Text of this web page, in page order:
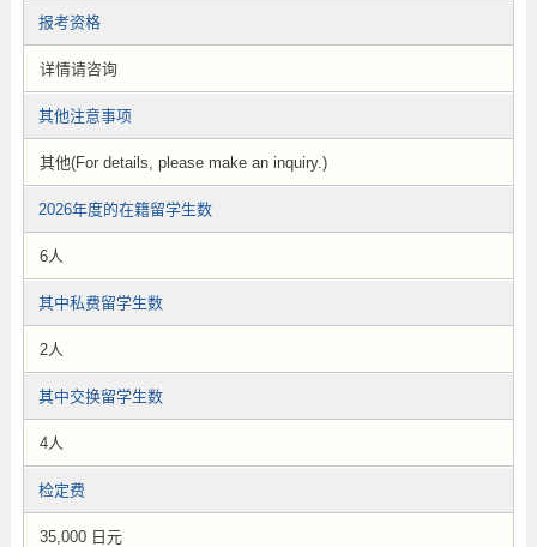
报考资格
详情请咨询
其他注意事项
其他(For details, please make an inquiry.)
2026年度的在籍留学生数
6人
其中私费留学生数
2人
其中交换留学生数
4人
检定费
35,000 日元